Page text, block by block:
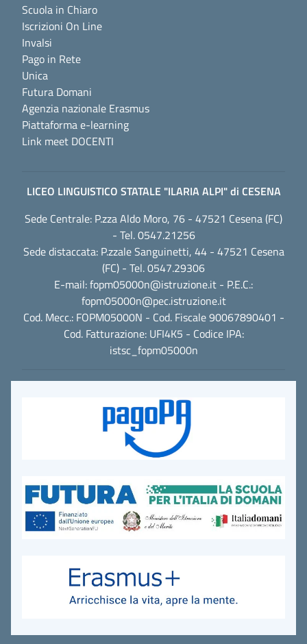
Scuola in Chiaro
Iscrizioni On Line
Invalsi
Pago in Rete
Unica
Futura Domani
Agenzia nazionale Erasmus
Piattaforma e-learning
Link meet DOCENTI
LICEO LINGUISTICO STATALE "ILARIA ALPI" di CESENA
Sede Centrale: P.zza Aldo Moro, 76 - 47521 Cesena (FC)
- Tel. 0547.21256
Sede distaccata: P.zzale Sanguinetti, 44 - 47521 Cesena
(FC) - Tel. 0547.29306
E-mail:fopm05000n@istruzione.it - P.E.C.:
fopm05000n@pec.istruzione.it
Cod. Mecc.: FOPM05000N - Cod. Fiscale 90067890401 -
Cod. Fatturazione: UFI4K5 - Codice IPA:
istsc_fopm05000n